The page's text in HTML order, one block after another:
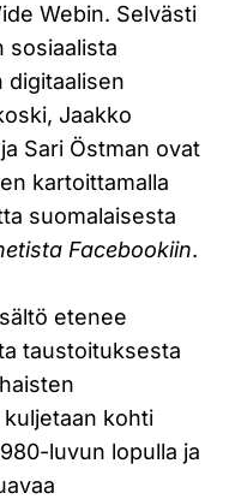
Webin. Selvästi
sosiaalista
digitaalisen
Jaakko
Sari Östman ovat
kartoittamalla
suomalaisesta
Facebookiin.
etenee
taustoituksesta
kohti
luvun lopulla ja